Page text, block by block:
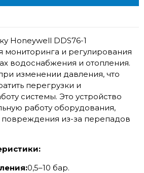
Honeywell DDS76-1
мониторинга и регулирования
водоснабжения и отопления.
изменении давления, что
перегрузки и
системы. Это устройство
работу оборудования,
из-за перепадов
0,5–10 бар.